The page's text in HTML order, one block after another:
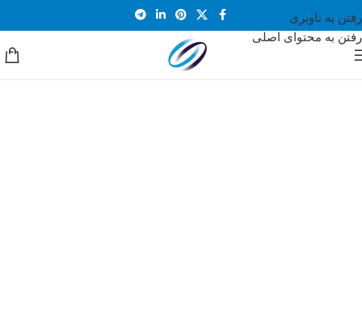
رفتن به ناوبری
رفتن به محتوای اصلی